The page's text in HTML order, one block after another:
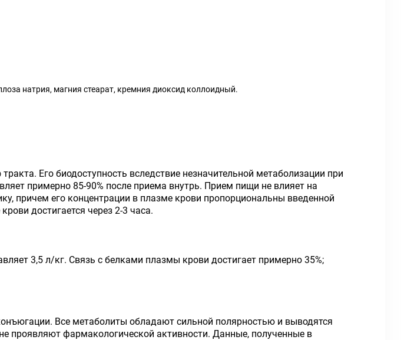
натрия, магния стеарат, кремния диоксид коллоидный.
Его биодоступность вследствие незначительной метаболизации при
примерно 85-90% после приема внутрь. Прием пищи не влияет на
причем его концентрации в плазме крови пропорциональны введенной
достигается через 2-3 часа.
3,5 л/кг. Связь с белками плазмы крови достигает примерно 35%;
Все метаболиты обладают сильной полярностью и выводятся
проявляют фармакологической активности. Данные, полученные в